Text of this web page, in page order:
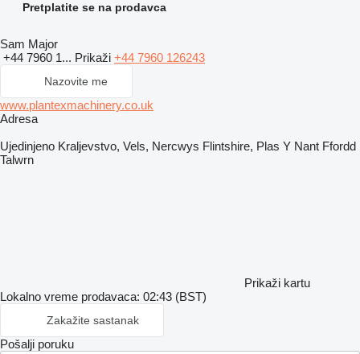
Pretplatite se na prodavca
Sam Major
+44 7960 1... Prikaži +44 7960 126243
Nazovite me
www.plantexmachinery.co.uk
Adresa
Ujedinjeno Kraljevstvo, Vels, Nercwys Flintshire, Plas Y Nant Ffordd
Talwrn
Prikaži kartu
Lokalno vreme prodavaca: 02:43 (BST)
Zakažite sastanak
Pošalji poruku